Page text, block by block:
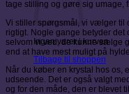
Ingen varer i kurven.
Tilbage til shoppen
tage stilling og gøre sig umage,
Vi stiller spørgsmål, vi vælger til
rigtigt. Nogle gange betyder det
selvom vi ved, de kunne sælge
end at have mest muligt på
Når du køber en krystal hos os,
udseende. Det er også valgt
og for den måde, den er blevet